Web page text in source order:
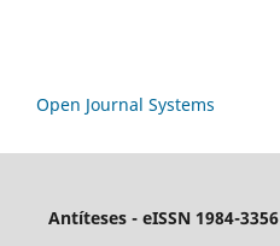
Open Journal Systems
Antíteses - eISSN 1984-3356